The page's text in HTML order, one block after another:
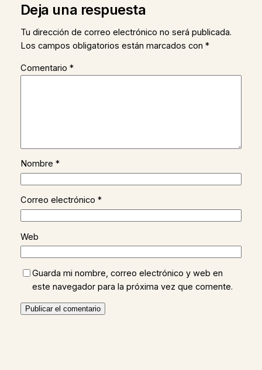
Deja una respuesta
Tu dirección de correo electrónico no será publicada.
Los campos obligatorios están marcados con *
Comentario *
Nombre *
Correo electrónico *
Web
Guarda mi nombre, correo electrónico y web en
este navegador para la próxima vez que comente.